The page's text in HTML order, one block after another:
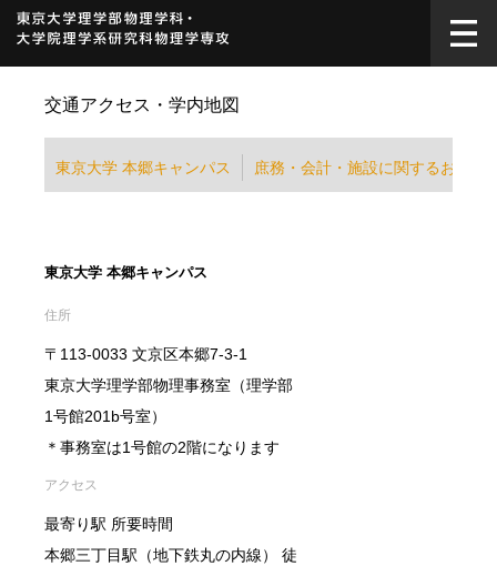
交通アクセス・学内地図
東京大学 本郷キャンパス 庶務・会計・施設に関するお問い
東京大学 本郷キャンパス
住所
〒113-0033 文京区本郷7-3-1
東京大学理学部物理事務室（理学部
1号館201b号室）
＊事務室は1号館の2階になります
アクセス
最寄り駅 所要時間
本郷三丁目駅（地下鉄丸の内線） 徒